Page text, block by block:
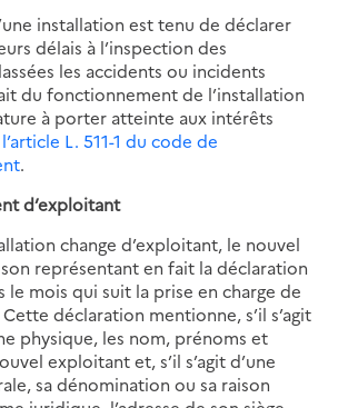
installation est tenu de déclarer
délais à l’inspection des
les accidents ou incidents
du fonctionnement de l’installation
à porter atteinte aux intérêts
l’article L. 511-1 du code de
.
d’exploitant
change d’exploitant, le nouvel
représentant en fait la déclaration
le mois qui suit la prise en charge de
déclaration mentionne, s’il s’agit
physique, les nom, prénoms et
exploitant et, s’il s’agit d’une
sa dénomination ou sa raison